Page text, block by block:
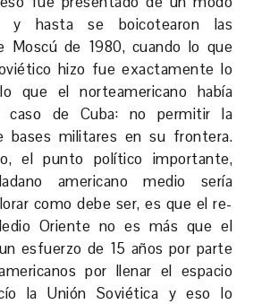
y hasta se boicotearon las
Moscú de 1980, cuando lo que
hizo fue exactamente lo
que el norteamericano había
caso de Cuba: no permitir la
bases militares en su frontera.
el punto político importante,
americano medio sería
como debe ser, es que el re-
Oriente no es más que el
esfuerzo de 15 años por parte
por llenar el espacio
la Unión Soviética y eso lo